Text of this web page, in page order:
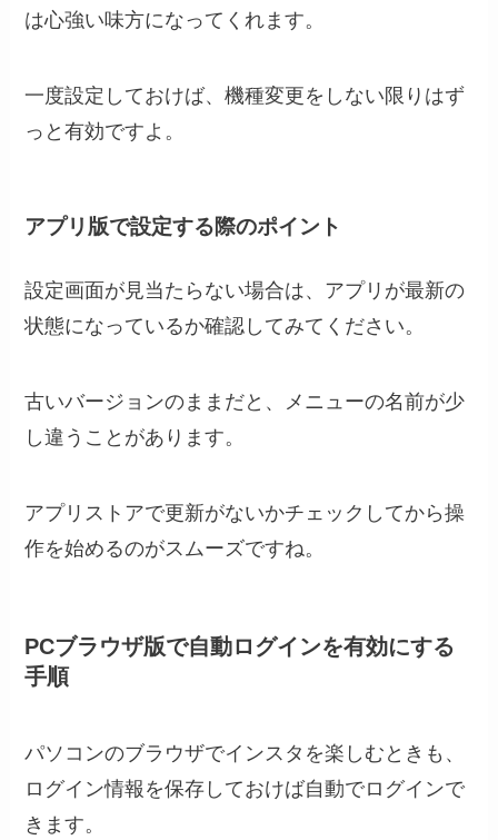
は心強い味方になってくれます。
一度設定しておけば、機種変更をしない限りはず
っと有効ですよ。
アプリ版で設定する際のポイント
設定画面が見当たらない場合は、アプリが最新の
状態になっているか確認してみてください。
古いバージョンのままだと、メニューの名前が少
し違うことがあります。
アプリストアで更新がないかチェックしてから操
作を始めるのがスムーズですね。
PCブラウザ版で自動ログインを有効にする
手順
パソコンのブラウザでインスタを楽しむときも、
ログイン情報を保存しておけば自動でログインで
きます。